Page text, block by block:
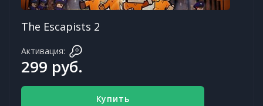
The Escapists 2
Активация:
299 руб.
Купить